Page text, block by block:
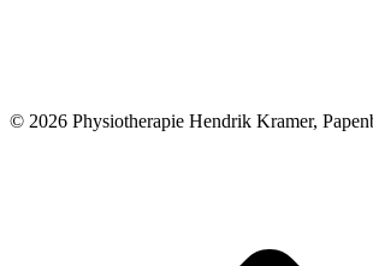
© 2026 Physiotherapie Hendrik Kramer,